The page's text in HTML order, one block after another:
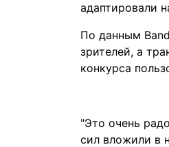
адаптировали
По данным
зрителей, а
конкурса
"Это очень
сил вложили в